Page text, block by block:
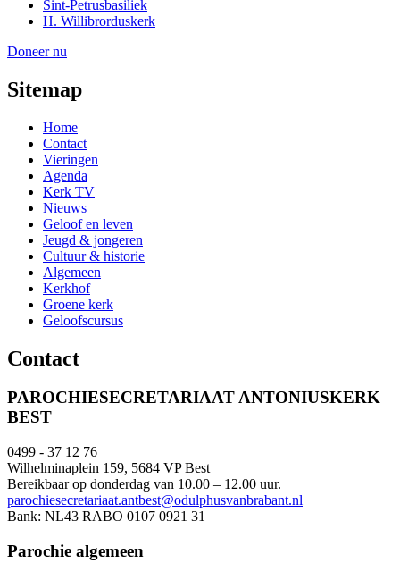
Sint-Petrusbasiliek
H. Willibrorduskerk
Doneer nu
Sitemap
Home
Contact
Vieringen
Agenda
Kerk TV
Nieuws
Geloof en leven
Jeugd & jongeren
Cultuur & historie
Algemeen
Kerkhof
Groene kerk
Geloofscursus
Contact
PAROCHIESECRETARIAAT ANTONIUSKERK
BEST
0499 - 37 12 76
Wilhelminaplein 159, 5684 VP Best
Bereikbaar op donderdag van 10.00 – 12.00 uur.
parochiesecretariaat.antbest@odulphusvanbrabant.nl
Bank: NL43 RABO 0107 0921 31
Parochie algemeen